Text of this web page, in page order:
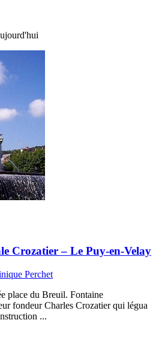
Crozatier – Le Puy-en-Velay
Perchet
place du Breuil. Fontaine
fondeur Charles Crozatier qui légua
...